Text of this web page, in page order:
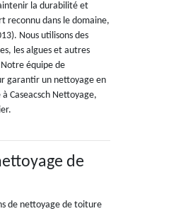
la durabilité et
reconnu dans le domaine,
Nous utilisons des
les algues et autres
équipe de
garantir un nettoyage en
Caseacsch Nettoyage,
de
de nettoyage de toiture